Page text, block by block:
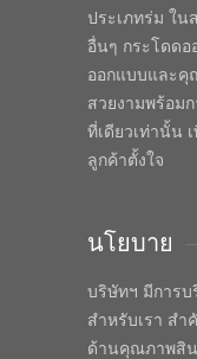
ประเภทร่ม ใน
อื่นๆ กระโดดอ
ออกแบบและคุ
สวยงามพร้อม
ที่เดียวเท่านั้น
ลูกค้าตั้งใจ
นโยบาย
บริษัทฯ มีการ
สำหรับเรา ส
ด้านคุณภาพสิ